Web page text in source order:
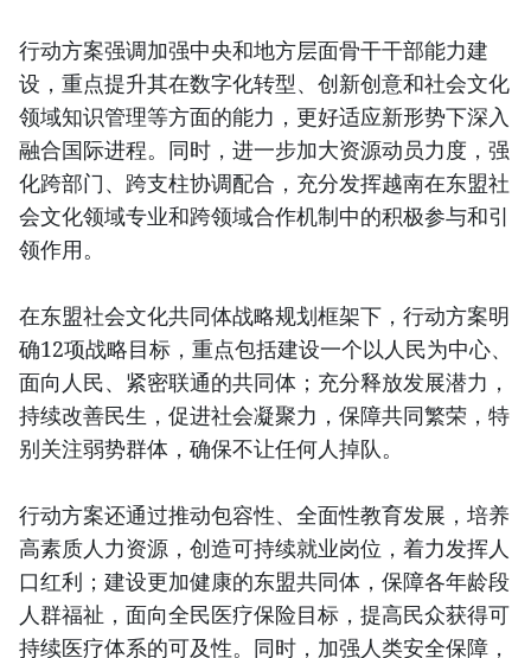
行动方案强调加强中央和地方层面骨干干部能力建
设，重点提升其在数字化转型、创新创意和社会文化
领域知识管理等方面的能力，更好适应新形势下深入
融合国际进程。同时，进一步加大资源动员力度，强
化跨部门、跨支柱协调配合，充分发挥越南在东盟社
会文化领域专业和跨领域合作机制中的积极参与和引
领作用。
在东盟社会文化共同体战略规划框架下，行动方案明
确12项战略目标，重点包括建设一个以人民为中心、
面向人民、紧密联通的共同体；充分释放发展潜力，
持续改善民生，促进社会凝聚力，保障共同繁荣，特
别关注弱势群体，确保不让任何人掉队。
行动方案还通过推动包容性、全面性教育发展，培养
高素质人力资源，创造可持续就业岗位，着力发挥人
口红利；建设更加健康的东盟共同体，保障各年龄段
人群福祉，面向全民医疗保险目标，提高民众获得可
持续医疗体系的可及性。同时，加强人类安全保障，